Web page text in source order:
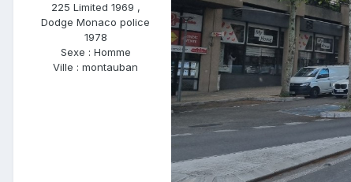
225 Limited 1969 ,
Dodge Monaco police
1978
Sexe : Homme
Ville : montauban